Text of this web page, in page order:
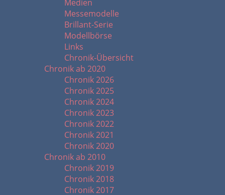
Medien
Messemodelle
Brillant-Serie
Modellbörse
Links
Chronik-Übersicht
Chronik ab 2020
Chronik 2026
Chronik 2025
Chronik 2024
Chronik 2023
Chronik 2022
Chronik 2021
Chronik 2020
Chronik ab 2010
Chronik 2019
Chronik 2018
Chronik 2017